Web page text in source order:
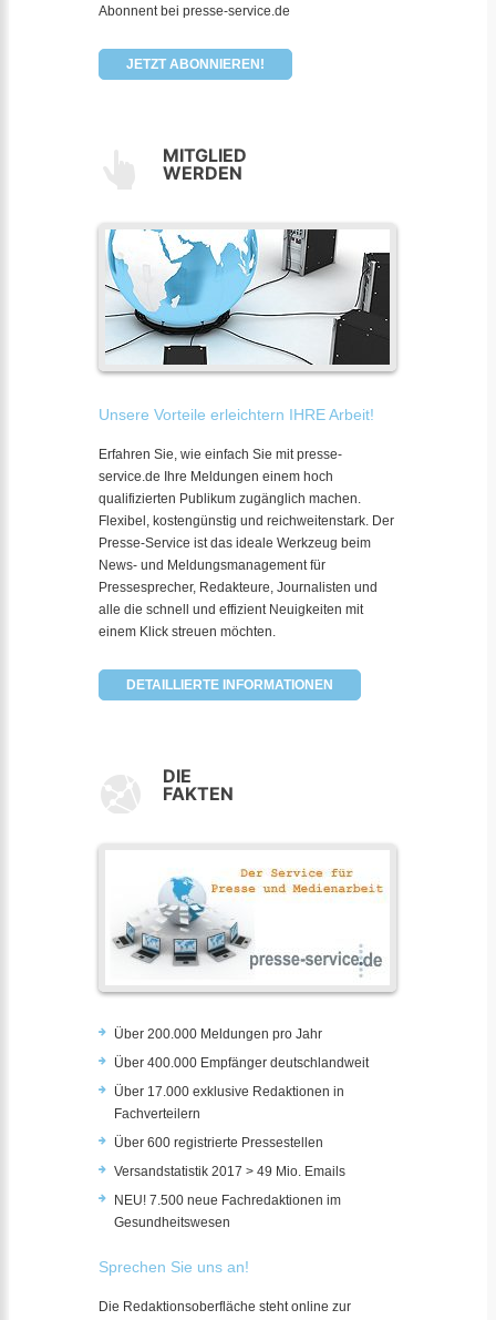
Abonnent bei presse-service.de
JETZT ABONNIEREN!
MITGLIED
WERDEN
Unsere Vorteile erleichtern IHRE Arbeit!
Erfahren Sie, wie einfach Sie mit presse-
service.de Ihre Meldungen einem hoch
qualifizierten Publikum zugänglich machen.
Flexibel, kostengünstig und reichweitenstark. Der
Presse-Service ist das ideale Werkzeug beim
News- und Meldungsmanagement für
Pressesprecher, Redakteure, Journalisten und
alle die schnell und effizient Neuigkeiten mit
einem Klick streuen möchten.
DETAILLIERTE INFORMATIONEN
DIE
FAKTEN
Über 200.000 Meldungen pro Jahr
Über 400.000 Empfänger deutschlandweit
Über 17.000 exklusive Redaktionen in
Fachverteilern
Über 600 registrierte Pressestellen
Versandstatistik 2017 > 49 Mio. Emails
NEU! 7.500 neue Fachredaktionen im
Gesundheitswesen
Sprechen Sie uns an!
Die Redaktionsoberfläche steht online zur